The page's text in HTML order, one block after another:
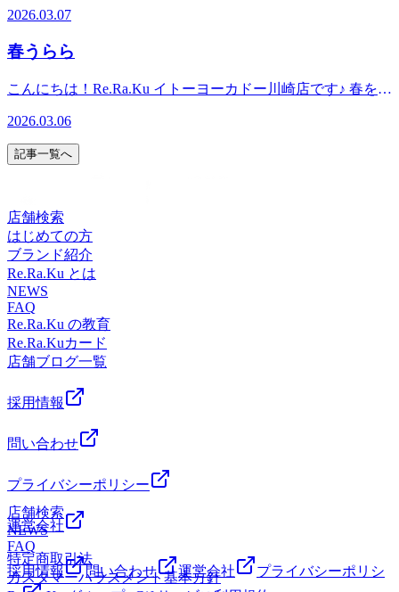
川崎店、ゴルフファイブ川崎店横
ス40系統乗車、「小田栄」下車◎電車 JR「浜川崎駅」徒
歩10分。JR「小田栄駅」徒歩5分。◎車 JR川崎駅、京急川
崎駅より車で10分。イトーヨーカドー川崎専用駐車場あり。
イトーヨーカドー川崎店（旧エスパ川崎）2階スポーツデポ
川崎店、ゴルフファイブ川崎店横
神奈川県川崎市川崎区小田栄2-2-1イトーヨーカドー川崎店
から東口6番バス乗場、川崎市営バス40系統乗車、「小田
駅」徒歩5分。◎車 JR川崎駅、京急川崎駅より車で10分。
崎店（旧エスパ川崎）2階スポーツデポ川崎店、ゴルフファ
イブ川崎店横
ヨーカドー川崎店営業時間 10:00-20:00（最終受付 19:15）
2-2-1イトーヨーカドー川崎店2F（赤ちゃん休憩室横）【ア
クセス】◎バス 「川崎駅」から東口6番バス乗場、川崎市
営バス40系統乗車、「小田栄」下車◎電車 JR「浜川崎
京急川崎駅より車で10分。イトーヨーカドー川崎専用駐車場
ツデポ川崎店、ゴルフファイブ川崎店横
ますので、今日がチャンスです★ 【ご案内可能時間】11：
00～20：00お時間帯によっては2名様同時のご案内も可能と
なっております！(ペア利用の場合は、事前にお電話にてお
る可能性があります。空き時間の枠がない場合でもお電話に
てご案内可能な場合もございますのでお気軽にお問合せくだ
さいませ。事前にお電話かWebからのご予約がオススメで
す。スタッフ一同、心よりお待ちしております♪♪【店舗案
内】Re.Ra.Ku イトーヨーカドー川崎店営業時間 10:00-
川県川崎市川崎区小田栄2-2-1イトーヨーカドー川崎店
2F（赤ちゃん休憩室横）【アクセス】◎バス 「川崎駅」
から東口6番バス乗場、川崎市営バス40系統乗車、「小田
栄」下車◎電車 JR「浜川崎駅」徒歩10分。JR「小田栄
駅」徒歩5分。◎車 JR川崎駅、京急川崎駅より車で10分。
イトーヨーカドー川崎専用駐車場あり。イトーヨーカドー川
崎店（旧エスパ川崎）2階スポーツデポ川崎店、ゴルフファ
イブ川崎店横
2026.03.07
春うらら
こんにちは！Re.Ra.Ku イトーヨーカドー川崎店です♪ 春を感
差や気圧の変化で自律神経が乱れやすい季節です。春バテや
寒暖差疲労など心身に様々な不調など感じる方もいらっしゃ
るかと思います。乱れた自律神経を整えるのにRe.Ra.Kuを活
約状況のご案内です☆彡 【ご案内可能時間】10：00～20：
00お時間帯によっては2名様同時のご案内も可能となってお
ります！(ペア利用の場合は、事前にお電話にてお問い合わ
せくださいませ。) また、予約状況はその都度変わる可能性
があります。空き時間の枠がない場合でもお電話にてご案内
可能な場合もございますのでお気軽にお問合せくださいま
せ。事前にお電話かWebからのご予約がオススメです。スタ
ッフ一同、心よりお待ちしております♪♪【店舗案内】
Re.Ra.Ku イトーヨーカドー川崎店営業時間 10:00-20:00（最
終受付 19:15）TEL 044-589-7315〒210-0843 神奈川県川崎
市川崎区小田栄2-2-1イトーヨーカドー川崎店2F（赤ちゃん
休憩室横）【アクセス】◎バス 「川崎駅」から東口6番バ
ス乗場、川崎市営バス40系統乗車、「小田栄」下車◎電車
JR川崎駅、京急川崎駅より車で10分。イトーヨーカドー川
崎）2階スポーツデポ川崎店、ゴルフファイブ川崎店横
2026.03.06
記事一覧へ
店舗検索
はじめての方
ブランド紹介
Re.Ra.Ku とは
NEWS
FAQ
Re.Ra.Ku の教育
Re.Ra.Kuカード
店舗ブログ一覧
採用情報
問い合わせ
プライバシーポリシー
運営会社
特定商取引法
カスタマーハラスメント基本方針
店舗検索
NEWS
FAQ
採用情報
問い合わせ 運営会社
プライバシーポリシ